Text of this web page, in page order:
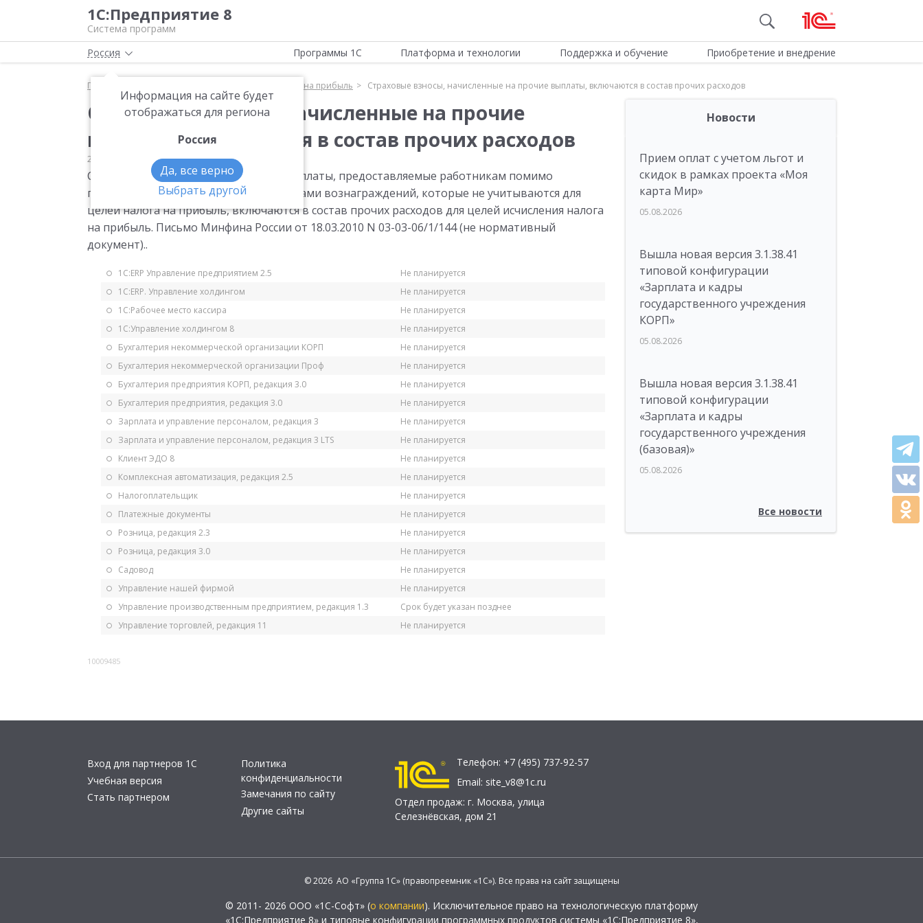
1С:Предприятие 8
Система программ
Россия
Информация на сайте будет
отображаться для региона
Россия
Да, все верно
Выбрать другой
Программы 1С Платформа и технологии Поддержка и обучение Приобретение и внедрение
Главная Налог на прибыль Страховые взносы, начисленные на прочие выплаты, включаются в состав прочих расходов
Страховые взносы, начисленные на прочие
выплаты, включаются в состав прочих расходов
28.05.2010 Налог на прибыль
Страховые взносы, начисленные на выплаты, предоставляемые работникам помимо
предусмотренных трудовыми договорами вознаграждений, которые не учитываются для
целей налога на прибыль, включаются в состав прочих расходов для целей исчисления налога
на прибыль. Письмо Минфина России от 18.03.2010 N 03-03-06/1/144 (не нормативный
документ)..
1С:ERP Управление предприятием 2.5
Не планируется
1С:ERP. Управление холдингом
Не планируется
1С:Рабочее место кассира
Не планируется
1С:Управление холдингом 8
Не планируется
Бухгалтерия некоммерческой организации КОРП
Не планируется
Бухгалтерия некоммерческой организации Проф
Не планируется
Бухгалтерия предприятия КОРП, редакция 3.0
Не планируется
Бухгалтерия предприятия, редакция 3.0
Не планируется
Зарплата и управление персоналом, редакция 3
Не планируется
Зарплата и управление персоналом, редакция 3 LTS
Не планируется
Клиент ЭДО 8
Не планируется
Комплексная автоматизация, редакция 2.5
Не планируется
Налогоплательщик
Не планируется
Платежные документы
Не планируется
Розница, редакция 2.3
Не планируется
Розница, редакция 3.0
Не планируется
Садовод
Не планируется
Управление нашей фирмой
Не планируется
Управление производственным предприятием, редакция 1.3
Срок будет указан позднее
Управление торговлей, редакция 11
Не планируется
10009485
Новости
Прием оплат с учетом льгот и
скидок в рамках проекта «Моя
карта Мир»
05.08.2026
Вышла новая версия 3.1.38.41
типовой конфигурации
«Зарплата и кадры
государственного учреждения
КОРП»
05.08.2026
Вышла новая версия 3.1.38.41
типовой конфигурации
«Зарплата и кадры
государственного учреждения
(базовая)»
05.08.2026
Все новости
Вход для партнеров 1С
Учебная версия
Стать партнером
Политика
конфиденциальности
Замечания по сайту
Другие сайты
Телефон: +7 (495) 737-92-57
Email: site_v8@1c.ru
Отдел продаж: г. Москва, улица
Селезнёвская, дом 21
© 2026 АО «Группа 1С» (правопреемник «1С»). Все права на сайт защищены
© 2011- 2026 ООО «1С-Софт» (о компании). Исключительное право на технологическую платформу
«1С:Предприятие 8» и типовые конфигурации программных продуктов системы «1С:Предприятие 8»,